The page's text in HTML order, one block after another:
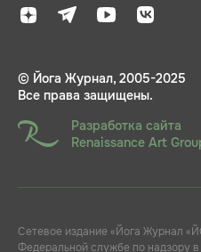
© Йога Журнал, 2005-2025
Все права защищены.
Разработка сайта
Renaissance Art
Сетевое издание «Йога Журнал
Федеральной службе по надзору